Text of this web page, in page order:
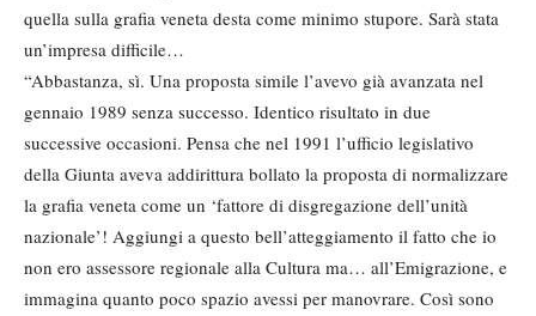
quella sulla grafia veneta desta come minimo stupore. Sarà stata
un’impresa difficile…
“Abbastanza, sì. Una proposta simile l’avevo già avanzata nel
gennaio 1989 senza successo. Identico risultato in due
successive occasioni. Pensa che nel 1991 l’ufficio legislativo
della Giunta aveva addirittura bollato la proposta di normalizzare
la grafia veneta come un ‘fattore di disgregazione dell’unità
nazionale’! Aggiungi a questo bell’atteggiamento il fatto che io
non ero assessore regionale alla Cultura ma… all’Emigrazione, e
immagina quanto poco spazio avessi per manovrare. Così sono